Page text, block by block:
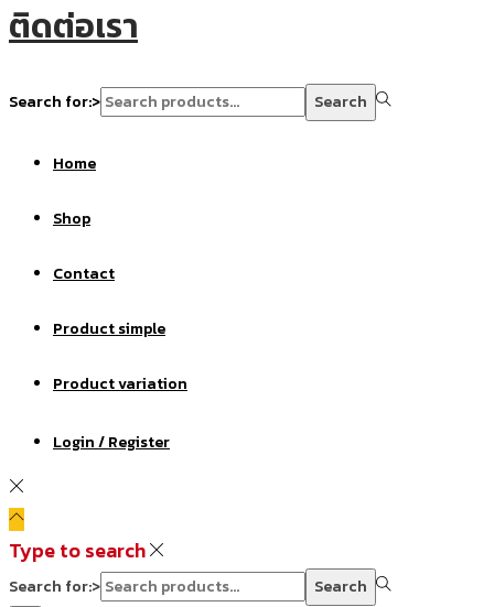
ติดต่อเรา
Search for:> Search
Home
Shop
Contact
Product simple
Product variation
Login / Register
Type to search
Search for:> Search